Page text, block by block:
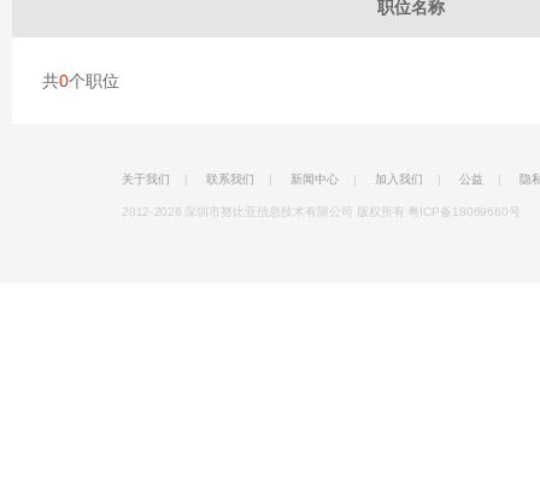
职位名称
共0个职位
关于我们 | 联系我们 | 新闻中心 | 加入我们 | 公益 | 隐
2012-2026 深圳市努比亚信息技术有限公司 版权所有 粤ICP备18069660号